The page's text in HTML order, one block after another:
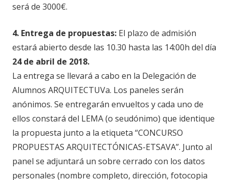
será de 3000€.
4. Entrega de propuestas: El plazo de admisión
estará abierto desde las 10.30 hasta las 14:00h del día
24 de abril de 2018.
La entrega se llevará a cabo en la Delegación de
Alumnos ARQUITECTUVa. Los paneles serán
anónimos. Se entregarán envueltos y cada uno de
ellos constará del LEMA (o seudónimo) que identique
la propuesta junto a la etiqueta “CONCURSO
PROPUESTAS ARQUITECTÓNICAS-ETSAVA”. Junto al
panel se adjuntará un sobre cerrado con los datos
personales (nombre completo, dirección, fotocopia